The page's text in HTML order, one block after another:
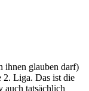
ihnen glauben darf)
2. Liga. Das ist die
auch tatsächlich